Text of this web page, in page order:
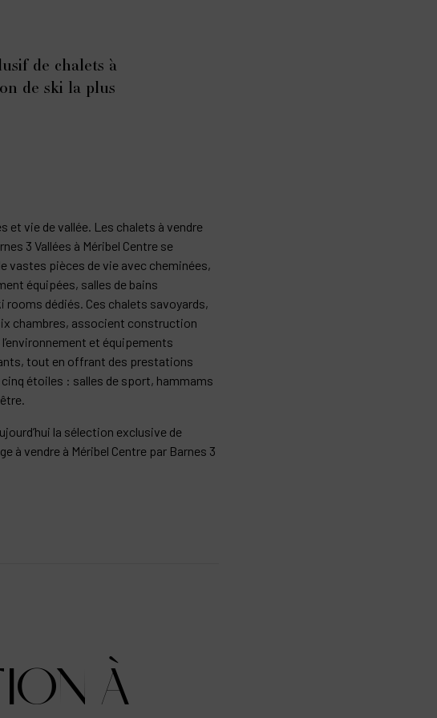
de chalets à
de ski la plus
et vie de vallée. Les chalets à vendre
3 Vallées à Méribel Centre se
vastes pièces de vie avec cheminées,
équipées, salles de bains
rooms dédiés. Ces chalets savoyards,
chambres, associent construction
et équipements
tout en offrant des prestations
cinq étoiles : salles de sport, hammams
la sélection exclusive de
à vendre à Méribel Centre par Barnes 3
À